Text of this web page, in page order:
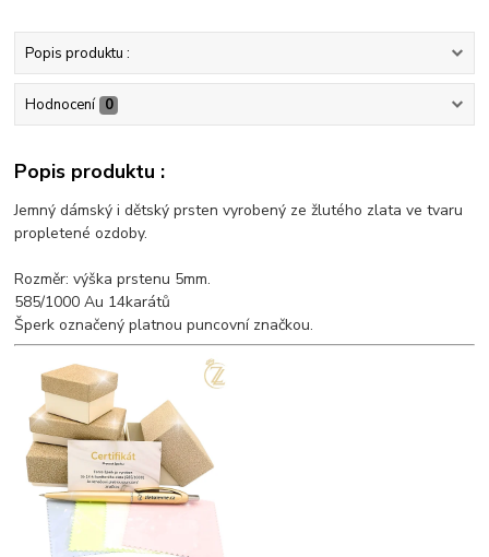
Popis produktu :
Hodnocení 0
Popis produktu :
Jemný dámský i dětský prsten vyrobený ze žlutého zlata ve tvaru
propletené ozdoby.
Rozměr: výška prstenu 5mm.
585/1000 Au 14karátů
Šperk označený platnou puncovní značkou.